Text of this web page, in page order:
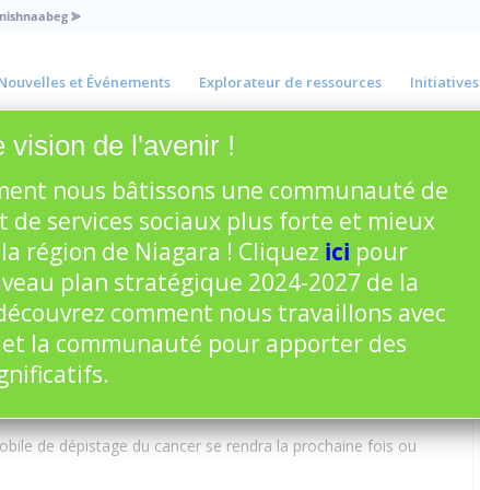
⪢
et Événements Explorateur de ressources Initiatives
du cancer – Port
régional de cancérologie de Hamilton Niagara
du sein, du col de l’utérus et du colon, et de l’aide
rendez-vous, composez le 905-975-4467 ou le numéro
de dépistage du cancer se rendra la prochaine fois ou
vision de l'avenir !
nous bâtissons une communauté de
de services sociaux plus forte et mieux
région de Niagara ! Cliquez ici pour
plan stratégique 2024-2027 de la
comment nous travaillons avec
la communauté pour apporter des